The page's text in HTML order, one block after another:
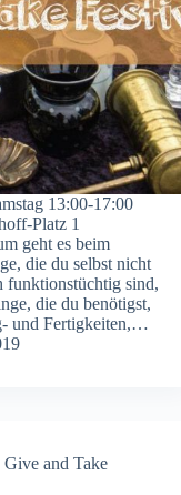
13:00-17:00
Platz 1
geht es beim
die du selbst nicht
funktionstüchtig sind,
die du benötigst,
und Fertigkeiten,…
Give and Take